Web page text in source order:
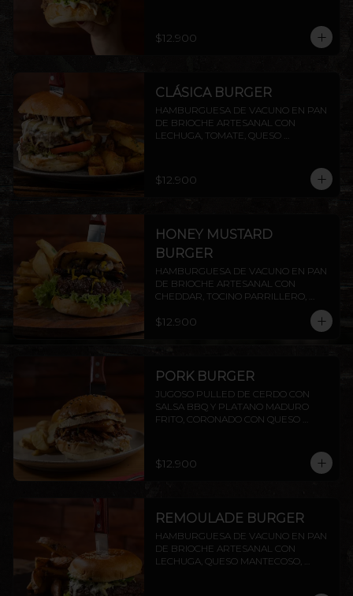
DE LA CASA. ACOMPAÑADO DE
PAPAS RUSTICAS.
$12.900
CLÁSICA BURGER
HAMBURGUESA DE VACUNO EN PAN
DE BRIOCHE ARTESANAL CON
LECHUGA, TOMATE, QUESO
RÚSTICAS.
$12.900
HONEY MUSTARD
BURGER
HAMBURGUESA DE VACUNO EN PAN
DE BRIOCHE ARTESANAL CON
CHEDDAR, TOCINO PARRILLERO,
HONEY MUSTARD.INCLUYE PAPAS
$12.900
PORK BURGER
JUGOSO PULLED DE CERDO CON
SALSA BBQ Y PLATANO MADURO
FRITO, CORONADO CON QUESO
$12.900
REMOULADE BURGER
HAMBURGUESA DE VACUNO EN PAN
DE BRIOCHE ARTESANAL CON
LECHUGA, QUESO MANTECOSO,